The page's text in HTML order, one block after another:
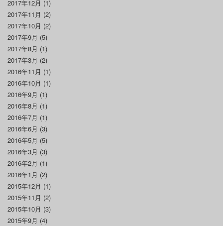
2017年12月 (1)
2017年11月 (2)
2017年10月 (2)
2017年9月 (5)
2017年8月 (1)
2017年3月 (2)
2016年11月 (1)
2016年10月 (1)
2016年9月 (1)
2016年8月 (1)
2016年7月 (1)
2016年6月 (3)
2016年5月 (5)
2016年3月 (3)
2016年2月 (1)
2016年1月 (2)
2015年12月 (1)
2015年11月 (2)
2015年10月 (3)
2015年9月 (4)